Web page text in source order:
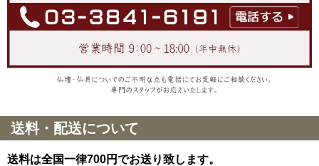
送料・配送について
送料は全国一律700円でお送り致します。